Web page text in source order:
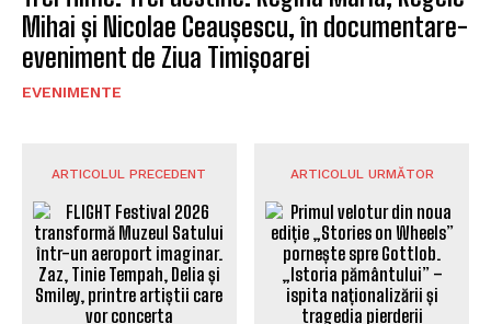
Mihai și Nicolae Ceaușescu, în documentare-
eveniment de Ziua Timișoarei
EVENIMENTE
ARTICOLUL PRECEDENT ARTICOLUL URMĂTOR